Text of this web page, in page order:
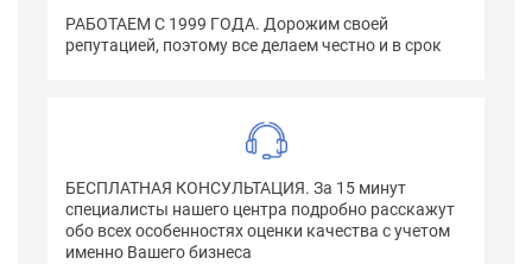
РАБОТАЕМ С 1999 ГОДА. Дорожим своей
репутацией, поэтому все делаем честно и в срок
БЕСПЛАТНАЯ КОНСУЛЬТАЦИЯ. За 15 минут
специалисты нашего центра подробно расскажут
обо всех особенностях оценки качества с учетом
именно Вашего бизнеса